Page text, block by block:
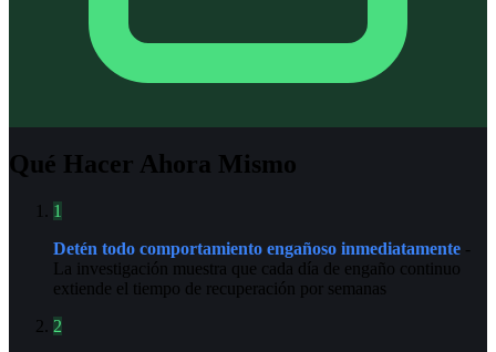
Qué Hacer Ahora Mismo
1
Detén todo comportamiento engañoso inmediatamente -
La investigación muestra que cada día de engaño continuo
extiende el tiempo de recuperación por semanas
2